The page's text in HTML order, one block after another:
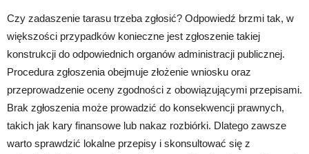
Czy zadaszenie tarasu trzeba zgłosić? Odpowiedź brzmi tak, w
większości przypadków konieczne jest zgłoszenie takiej
konstrukcji do odpowiednich organów administracji publicznej.
Procedura zgłoszenia obejmuje złożenie wniosku oraz
przeprowadzenie oceny zgodności z obowiązującymi przepisami.
Brak zgłoszenia może prowadzić do konsekwencji prawnych,
takich jak kary finansowe lub nakaz rozbiórki. Dlatego zawsze
warto sprawdzić lokalne przepisy i skonsultować się z